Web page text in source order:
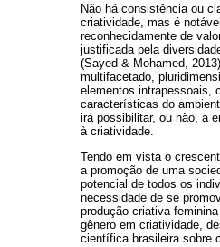
Não há consistência ou
criatividade, mas é
reconhecidamente de
justificada pela
(Sayed & Mohamed,
multifacetado,
elementos intrapessoais,
características do
irá possibilitar, ou não, a
à criatividade.
Tendo em vista o
a promoção de uma
potencial de todos os
necessidade de se
produção criativa
gênero em criatividade,
científica brasileira sobre